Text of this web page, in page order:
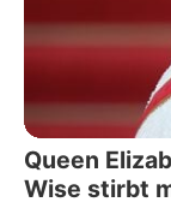
Queen
Wise stirbt